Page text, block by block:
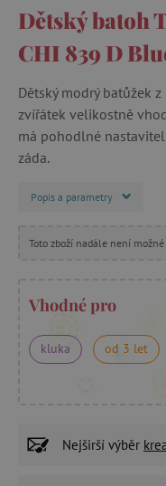
Dětský batoh
CHI 839 D
Dětský modrý batůžek
zvířátek velikostně
má pohodlné
záda.
Popis a parametry
Toto zboží nadále není
Vhodné pro
kluka od 3 let
Nejširší výběr